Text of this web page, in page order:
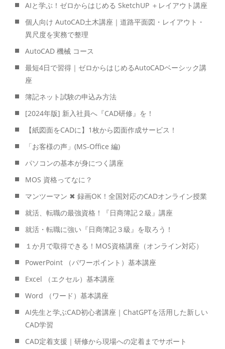
AIと学ぶ！ゼロからはじめる SketchUP ＋レイアウト講座
個人向け AutoCAD土木講座｜道路平面図・レイアウト・
異尺度を実務で整理
AutoCAD 機械 コース
最短4日で習得｜ゼロからはじめるAutoCADベーシック講
座
簿記ネット試験の申込み方法
[2024年版] 新入社員へ『CAD研修』を！
【紙図面をCADに】1枚から図面作成サービス！
「お客様の声」(MS-Office 編)
パソコンの基本が身につく講座
MOS 資格ってなに？
マンツーマン ✖ 録画OK！全国対応のCADオンライン授業
就活、転職の最強資格！『日商簿記２級』講座
就活・転職に強い『日商簿記３級』を取ろう！
１か月で取得できる！MOS資格講座（オンライン対応）
PowerPoint （パワーポイント）基本講座
Excel （エクセル）基本講座
Word （ワード）基本講座
AI先生と学ぶCAD初心者講座｜ChatGPTを活用した新しい
CAD学習
CAD定着支援｜研修から現場への定着までサポート